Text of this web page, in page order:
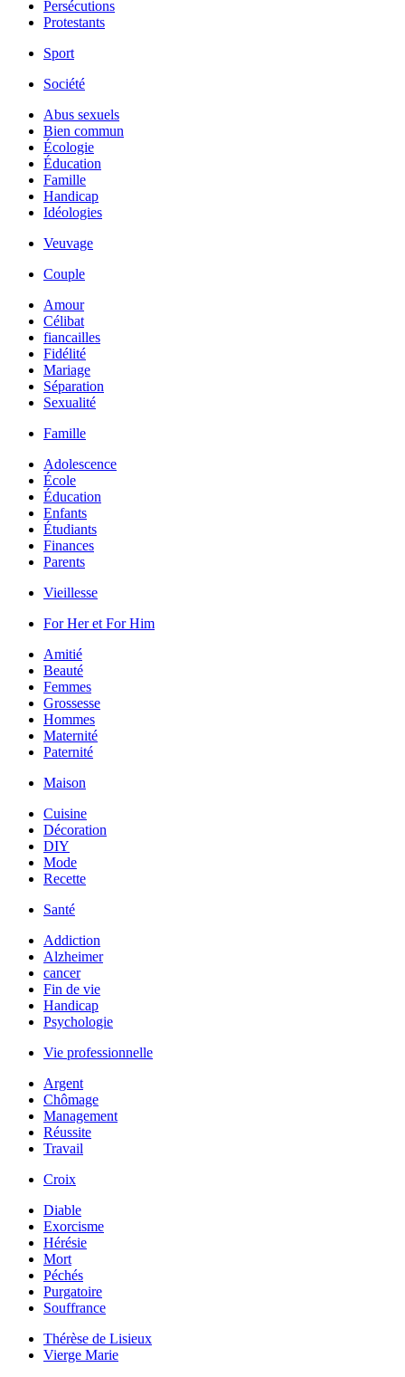
Persécutions
Protestants
Sport
Société
Abus sexuels
Bien commun
Écologie
Éducation
Famille
Handicap
Idéologies
Veuvage
Couple
Amour
Célibat
fiancailles
Fidélité
Mariage
Séparation
Sexualité
Famille
Adolescence
École
Éducation
Enfants
Étudiants
Finances
Parents
Vieillesse
For Her et For Him
Amitié
Beauté
Femmes
Grossesse
Hommes
Maternité
Paternité
Maison
Cuisine
Décoration
DIY
Mode
Recette
Santé
Addiction
Alzheimer
cancer
Fin de vie
Handicap
Psychologie
Vie professionnelle
Argent
Chômage
Management
Réussite
Travail
Croix
Diable
Exorcisme
Hérésie
Mort
Péchés
Purgatoire
Souffrance
Thérèse de Lisieux
Vierge Marie